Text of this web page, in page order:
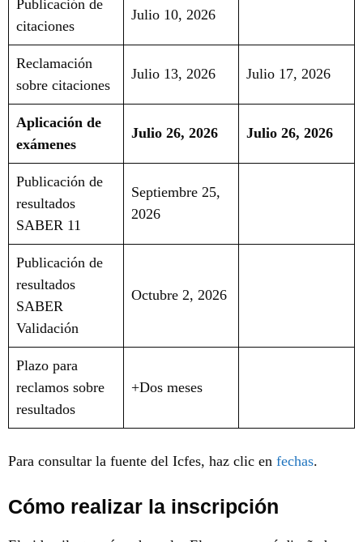
Publicación de
citaciones
Julio 10, 2026
Reclamación
sobre citaciones
Julio 13, 2026 Julio 17, 2026
Aplicación de
exámenes
Julio 26, 2026 Julio 26, 2026
Publicación de
resultados
SABER 11
Septiembre 25,
2026
Publicación de
resultados
SABER
Validación
Octubre 2, 2026
Plazo para
reclamos sobre
resultados
+Dos meses
Para consultar la fuente del Icfes, haz clic en fechas.
Cómo realizar la inscripción